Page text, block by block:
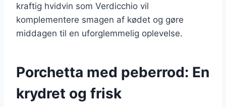
kraftig hvidvin som Verdicchio vil
komplementere smagen af kødet og gøre
middagen til en uforglemmelig oplevelse.
Porchetta med peberrod: En
krydret og frisk